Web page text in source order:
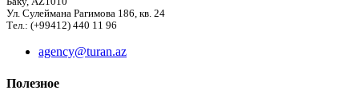
Ул. Сулеймана Рагимова 186, кв. 24
Тел.: (+99412) 440 11 96
agency@turan.az
Полезное